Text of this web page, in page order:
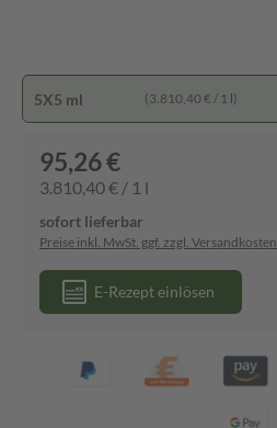
5X5 ml (3.810,40 € / 1 l)
95,26 €
3.810,40 € / 1 l
sofort lieferbar
Preise inkl. MwSt. ggf. zzgl. Versandkosten
E-Rezept einlösen